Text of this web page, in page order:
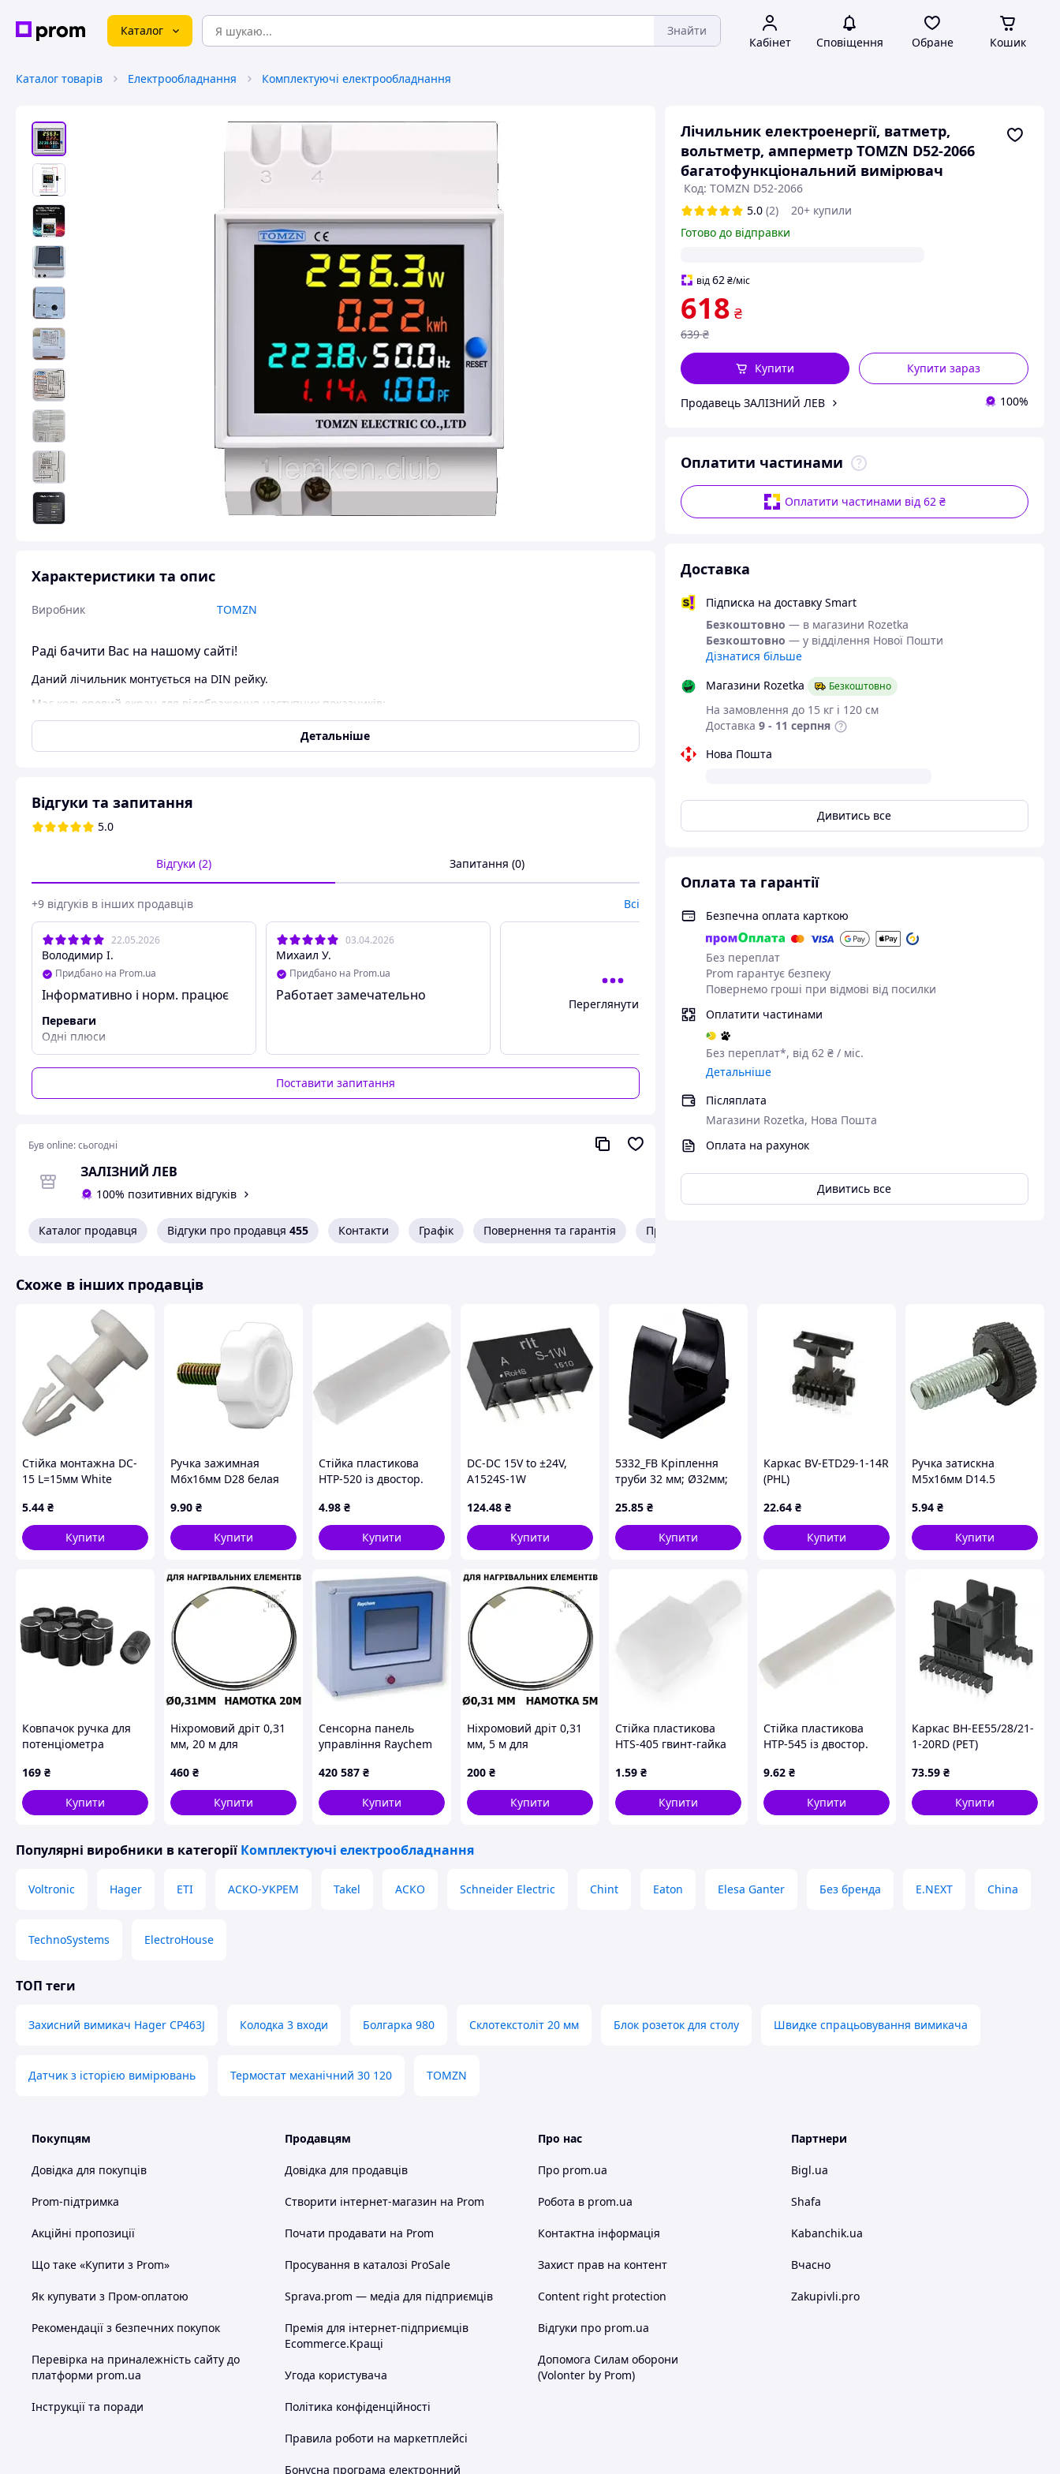
Каталог Знайти
Кабінет Сповіщення Обране Кошик
Каталог товарів Електрообладнання Комплектуючі електрообладнання
Лічильник електроенергії, ватметр,
вольтметр, амперметр TOMZN D52-2066
багатофункціональний вимірювач
Код: TOMZN D52-2066
5.0 (2)
20+ купили
Готово до відправки
від62 ₴/міс
618 ₴
639 ₴
Купити зараз
Купити
Продавець ЗАЛІЗНИЙ ЛЕВ 100%
Оплатити частинами
Оплатити частинами від 62 ₴
Доставка
Підписка на доставку Smart
Безкоштовно — в магазини Rozetka
Безкоштовно — у відділення Нової Пошти
Дізнатися більше
Магазини Rozetka
Безкоштовно
На замовлення до 15 кг і 120 см
Доставка 9 - 11 серпня
Нова Пошта
Дивитись все
Оплата та гарантії
Безпечна оплата карткою
Без переплат
Prom гарантує безпеку
Повернемо гроші при відмові від посилки
Оплатити частинами
Без переплат*, від 62 ₴ / міс.
Детальніше
Післяплата
Магазини Rozetka, Нова Пошта
Оплата на рахунок
Дивитись все
Характеристики та опис
Виробник TOMZN
Раді бачити Вас на нашому сайті!
Даний лічильник монтується на DIN рейку.
Має кольоровий екран для відображення наступних показників:
Потужність яка використовується в даний момент
Кількість спожитої електроенергії (лічильник)
Частота змінного струму мережі
Амперметр
Детальніше
Відгуки та запитання
5.0
Відгуки (2) Запитання (0)
+9 відгуків в інших продавців Всі
22.05.2026
Володимир І.
Придбано на Prom.ua
Інформативно і норм. працює
Переваги
Одні плюси
03.04.2026
Михаил У.
Придбано на Prom.ua
Работает замечательно Переглянути всі
Поставити запитання
Був online:сьогодні
ЗАЛІЗНИЙ ЛЕВ
100% позитивних відгуків
Каталог продавця Відгуки про продавця 455 Контакти Графік Повернення та гарантія Про продавця
Схоже в інших продавців
Стійка монтажна DC-
15 L=15мм White
5.44 ₴
Купити
Ручка зажимная
М6х16мм D28 белая
9.90 ₴
Купити
Стійка пластикова
HTP-520 із двостор.
М5x20мм
4.98 ₴
Купити
DC-DC 15V to ±24V,
A1524S-1W
124.48 ₴
Купити
5332_FB Кріплення
труби 32 мм; Ø32мм;
-25+60 °с; чорне; для
фіксації жорстких та
гофрованих труб
25.85 ₴
Купити
Каркас BV-ETD29-1-14R
(PHL)
22.64 ₴
Купити
Ручка затискна
М5х16мм D14.5
5.94 ₴
Купити
Ковпачок ручка для
потенціометра
алюміній, 14мм
169 ₴
Купити
Ніхромовий дріт 0,31
мм, 20 м для
нагрівальних
елементів
460 ₴
Купити
Сенсорна панель
управління Raychem
30 (1244022626)
420 587 ₴
Купити
Ніхромовий дріт 0,31
мм, 5 м для
елементів та ремонту.
200 ₴
Купити
Стійка пластикова
HTS-405 гвинт-гайка
1.59 ₴
Купити
Стійка пластикова
HTP-545 із двостор.
М5x45мм
9.62 ₴
Купити
Каркас BH-EE55/28/21-
1-20RD (PET)
73.59 ₴
Купити
Популярні виробники в категорії Комплектуючі електрообладнання
Voltronic Hager ETI АСКО-УКРЕМ Takel АСКО Schneider Electric Chint Eaton Elesa Ganter Без бренда E.NEXT China
TechnoSystems ElectroHouse
ТОП теги
Захисний вимикач Hager CP463J Колодка 3 входи Болгарка 980 Склотекстоліт 20 мм Блок розеток для столу Швидке спрацьовування вимикача
Датчик з історією вимірювань Термостат механічний 30 120 TOMZN
Покупцям
Довідка для покупців
Prom-підтримка
Акційні пропозиції
Що таке «Купити з Prom»
Як купувати з Пром-оплатою
Рекомендації з безпечних покупок
Перевірка на приналежність сайту до
платформи prom.ua
Інструкції та поради
Продавцям
Довідка для продавців
Створити інтернет-магазин на Prom
Почати продавати на Prom
Просування в каталозі ProSale
Sprava.prom — медіа для підприємців
Премія для інтернет-підприємців
Ecommerce.Кращі
Угода користувача
Політика конфіденційності
Правила роботи на маркетплейсі
Бонусна програма електронний
Про нас
Про prom.ua
Робота в prom.ua
Контактна інформація
Захист прав на контент
Content right protection
Відгуки про prom.ua
Допомога Силам оборони
(Volonter by Prom)
Партнери
Bigl.ua
Shafa
Kabanchik.ua
Вчасно
Zakupivli.pro